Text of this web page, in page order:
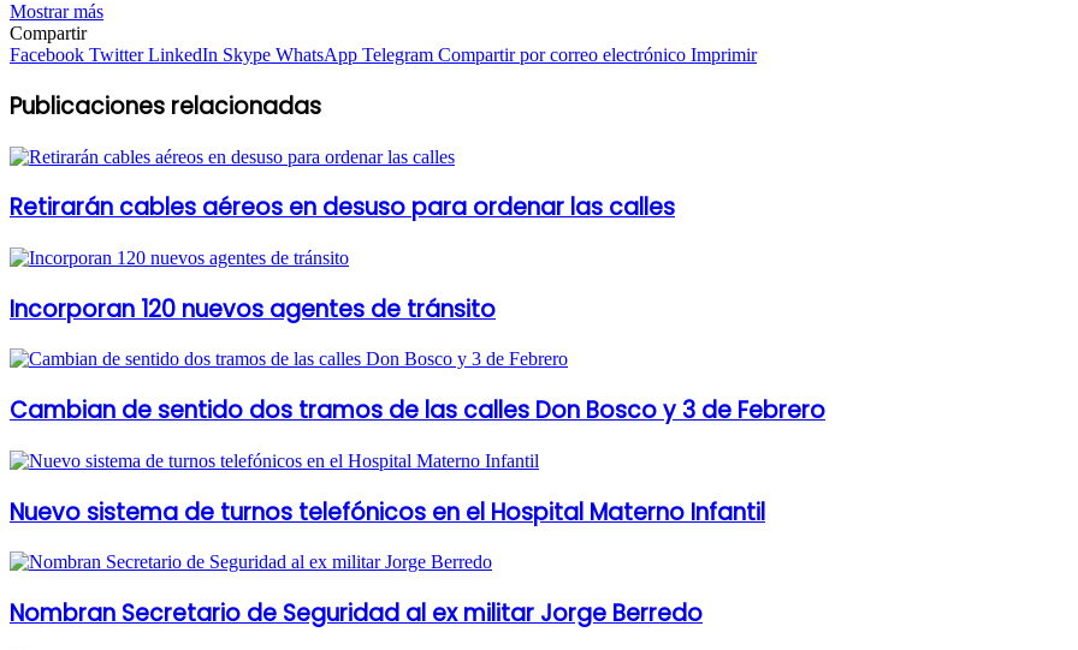
Mostrar más
Compartir
Facebook Twitter LinkedIn Skype WhatsApp Telegram Compartir por correo electrónico Imprimir
Publicaciones relacionadas
Retirarán cables aéreos en desuso para ordenar las calles
Incorporan 120 nuevos agentes de tránsito
Cambian de sentido dos tramos de las calles Don Bosco y 3 de Febrero
Nuevo sistema de turnos telefónicos en el Hospital Materno Infantil
Nombran Secretario de Seguridad al ex militar Jorge Berredo